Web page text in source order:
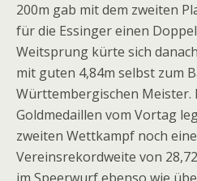
200m gab mit dem zweiten
für die Essinger einen
Weitsprung kürte sich
mit guten 4,84m selbst zum
Württembergischen Meister.
Goldmedaillen vom Vortag
zweiten Wettkampf noch
Vereinsrekordweite von